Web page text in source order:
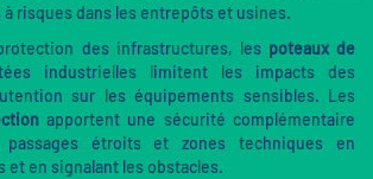
risques dans les entrepôts et usines.
des infrastructures, les poteaux de
industrielles limitent les impacts des
sur les équipements sensibles. Les
apportent une sécurité complémentaire
étroits et zones techniques en
et en signalant les obstacles.